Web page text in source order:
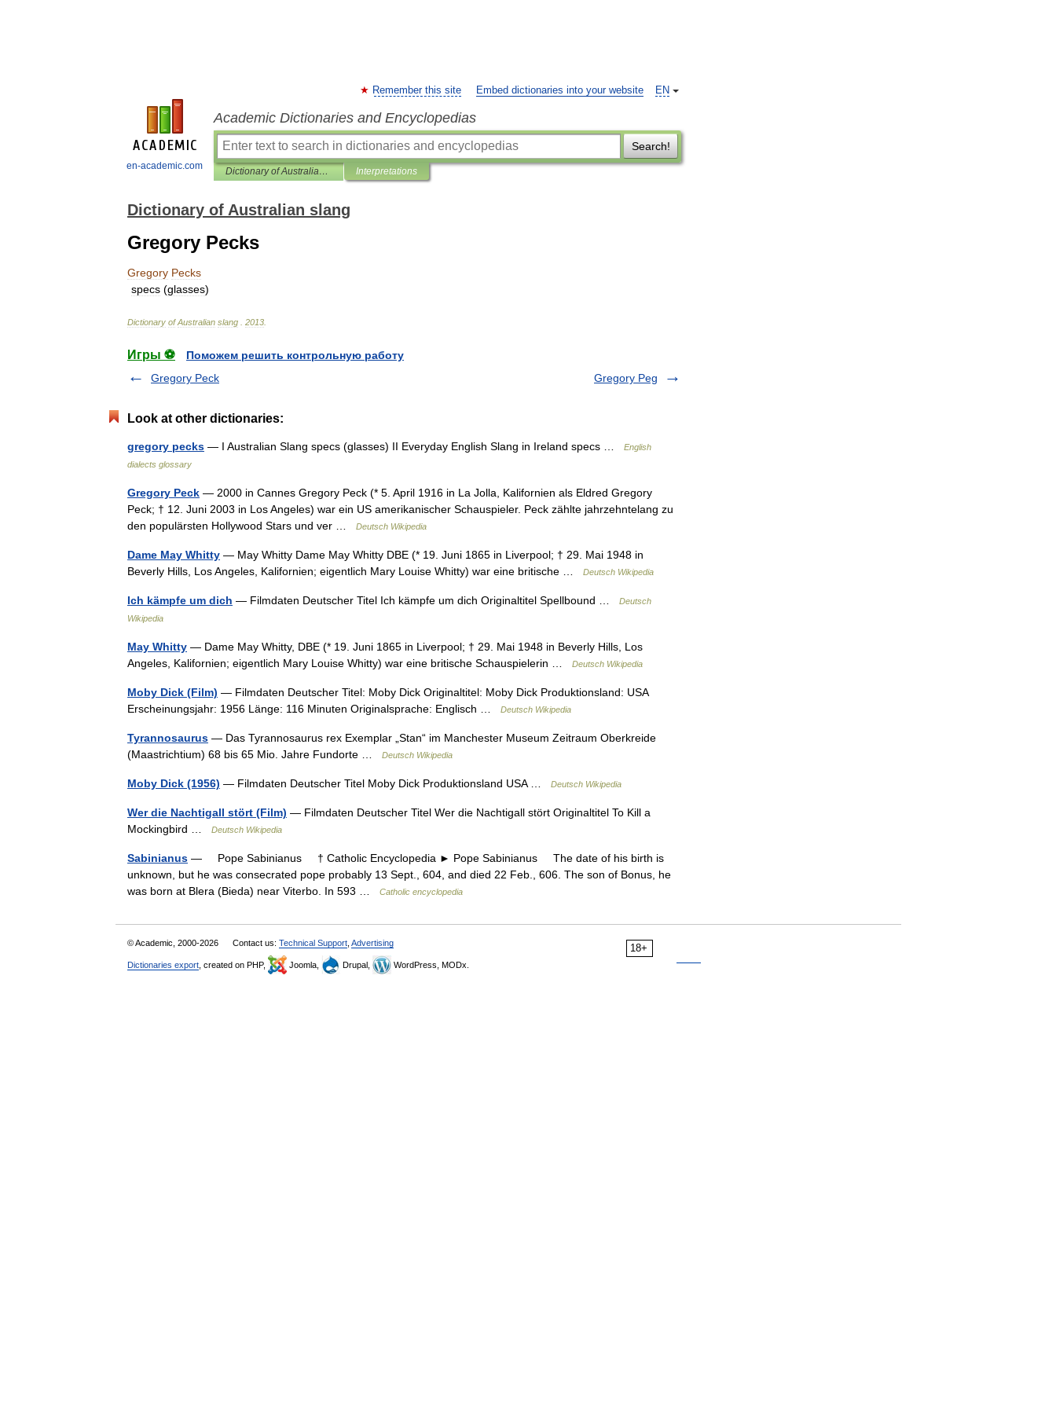
en-academic.com
EN
Remember this site Embed dictionaries into your website
Academic Dictionaries and Encyclopedias
Search!
Dictionary of Australian slang Interpretations
Dictionary of Australian slang
Gregory Pecks
Gregory Pecks
specs (glasses)
Dictionary of Australian slang 2013
Игры ⚽
Поможем решить контрольную работу
Gregory Peck
Gregory Peg
Look at other dictionaries:
gregory pecks — I Australian Slang specs (glasses) II Everyday English Slang in Ireland specs …
English
dialects glossary
Gregory Peck — 2000 in Cannes Gregory Peck (* 5. April 1916 in La Jolla, Kalifornien als Eldred Gregory
Peck; † 12. Juni 2003 in Los Angeles) war ein US amerikanischer Schauspieler. Peck zählte jahrzehntelang zu
den populärsten Hollywood Stars und ver …
Deutsch Wikipedia
Dame May Whitty — May Whitty Dame May Whitty DBE (* 19. Juni 1865 in Liverpool; † 29. Mai 1948 in
Beverly Hills, Los Angeles, Kalifornien; eigentlich Mary Louise Whitty) war eine britische …
Deutsch Wikipedia
Ich kämpfe um dich — Filmdaten Deutscher Titel Ich kämpfe um dich Originaltitel Spellbound …
Deutsch
Wikipedia
May Whitty — Dame May Whitty, DBE (* 19. Juni 1865 in Liverpool; † 29. Mai 1948 in Beverly Hills, Los
Angeles, Kalifornien; eigentlich Mary Louise Whitty) war eine britische Schauspielerin …
Deutsch Wikipedia
Moby Dick (Film) — Filmdaten Deutscher Titel: Moby Dick Originaltitel: Moby Dick Produktionsland: USA
Erscheinungsjahr: 1956 Länge: 116 Minuten Originalsprache: Englisch …
Deutsch Wikipedia
Tyrannosaurus — Das Tyrannosaurus rex Exemplar „Stan“ im Manchester Museum Zeitraum Oberkreide
(Maastrichtium) 68 bis 65 Mio. Jahre Fundorte …
Deutsch Wikipedia
Moby Dick (1956) — Filmdaten Deutscher Titel Moby Dick Produktionsland USA … Deutsch Wikipedia
Wer die Nachtigall stört (Film) — Filmdaten Deutscher Titel Wer die Nachtigall stört Originaltitel To Kill a
Mockingbird …
Deutsch Wikipedia
Sabinianus — Pope Sabinianus † Catholic Encyclopedia ► Pope Sabinianus The date of his birth is
unknown, but he was consecrated pope probably 13 Sept., 604, and died 22 Feb., 606. The son of Bonus, he
was born at Blera (Bieda) near Viterbo. In 593 …
Catholic encyclopedia
18+
© Academic, 2000-2026 Contact us: Technical Support Advertising
Dictionaries export , created on PHP, Joomla, Drupal, WordPress, MODx.